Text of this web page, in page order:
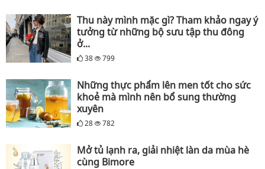
Thu này mình mặc gì? Tham khảo ngay ý
tưởng từ những bộ sưu tập thu đông
ở...
38 799
Những thực phẩm lên men tốt cho sức
khoẻ mà mình nên bổ sung thường
xuyên
28 782
Mở tủ lạnh ra, giải nhiệt làn da mùa hè
cùng Bimore